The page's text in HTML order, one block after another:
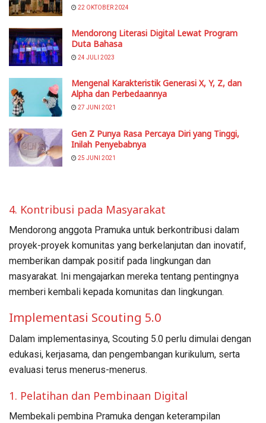
22 OKTOBER 2024
Mendorong Literasi Digital Lewat Program
Duta Bahasa
24 JULI 2023
Mengenal Karakteristik Generasi X, Y, Z, dan
Alpha dan Perbedaannya
27 JUNI 2021
Gen Z Punya Rasa Percaya Diri yang Tinggi,
Inilah Penyebabnya
25 JUNI 2021
4. Kontribusi pada Masyarakat
Mendorong anggota Pramuka untuk berkontribusi dalam
proyek-proyek komunitas yang berkelanjutan dan inovatif,
memberikan dampak positif pada lingkungan dan
masyarakat. Ini mengajarkan mereka tentang pentingnya
memberi kembali kepada komunitas dan lingkungan.
Implementasi Scouting 5.0
Dalam implementasinya, Scouting 5.0 perlu dimulai dengan
edukasi, kerjasama, dan pengembangan kurikulum, serta
evaluasi terus menerus-menerus.
1. Pelatihan dan Pembinaan Digital
Membekali pembina Pramuka dengan keterampilan